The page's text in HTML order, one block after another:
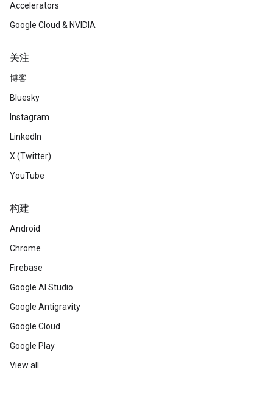
Accelerators
Google Cloud & NVIDIA
关注
博客
Bluesky
Instagram
LinkedIn
X (Twitter)
YouTube
构建
Android
Chrome
Firebase
Google AI Studio
Google Antigravity
Google Cloud
Google Play
View all